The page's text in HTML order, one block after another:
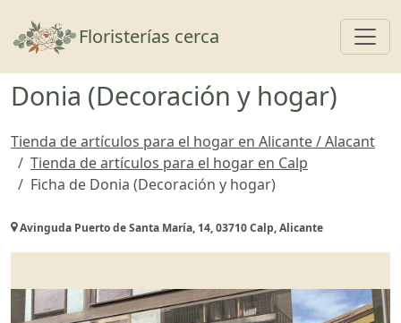
Floristerías cerca
Donia (Decoración y hogar)
Tienda de artículos para el hogar en Alicante / Alacant
Tienda de artículos para el hogar en Calp
Ficha de Donia (Decoración y hogar)
Avinguda Puerto de Santa María, 14, 03710 Calp, Alicante